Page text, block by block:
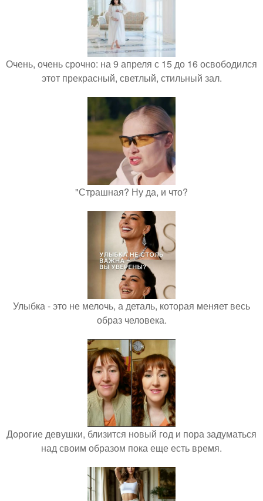
Очень, очень срочно: на 9 апреля с 15 до 16 освободился
этот прекрасный, светлый, стильный зал.
"Страшная? Ну да, и что?
Улыбка - это не мелочь, а деталь, которая меняет весь
образ человека.
Дорогие девушки, близится новый год и пора задуматься
над своим образом пока еще есть время.